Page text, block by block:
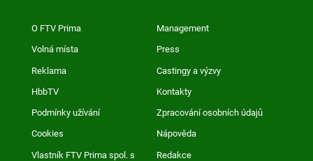
O FTV Prima Management
Volná místa Press
Reklama Castingy a výzvy
HbbTV Kontakty
Podmínky užívání Zpracování osobních údajů
Cookies Nápověda
Vlastník FTV Prima spol. s
Redakce